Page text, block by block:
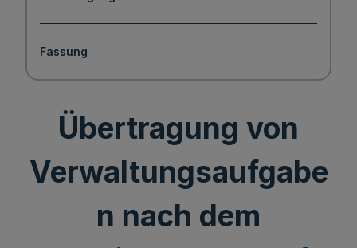
Fassung
Übertragung von
Verwaltungsaufgabe
n nach dem